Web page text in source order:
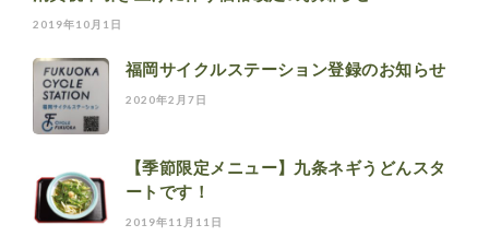
2019年10月1日
福岡サイクルステーション登録のお知らせ
2020年2月7日
【季節限定メニュー】九条ネギうどんスタ
ートです！
2019年11月11日